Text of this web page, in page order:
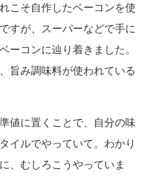
こそ自作したベーコンを使
すが、スーパーなどで手に
ーコンに辿り着きました。
旨み調味料が使われている
値に置くことで、自分の味
イルでやっていて。わかり
、むしろこうやっていま